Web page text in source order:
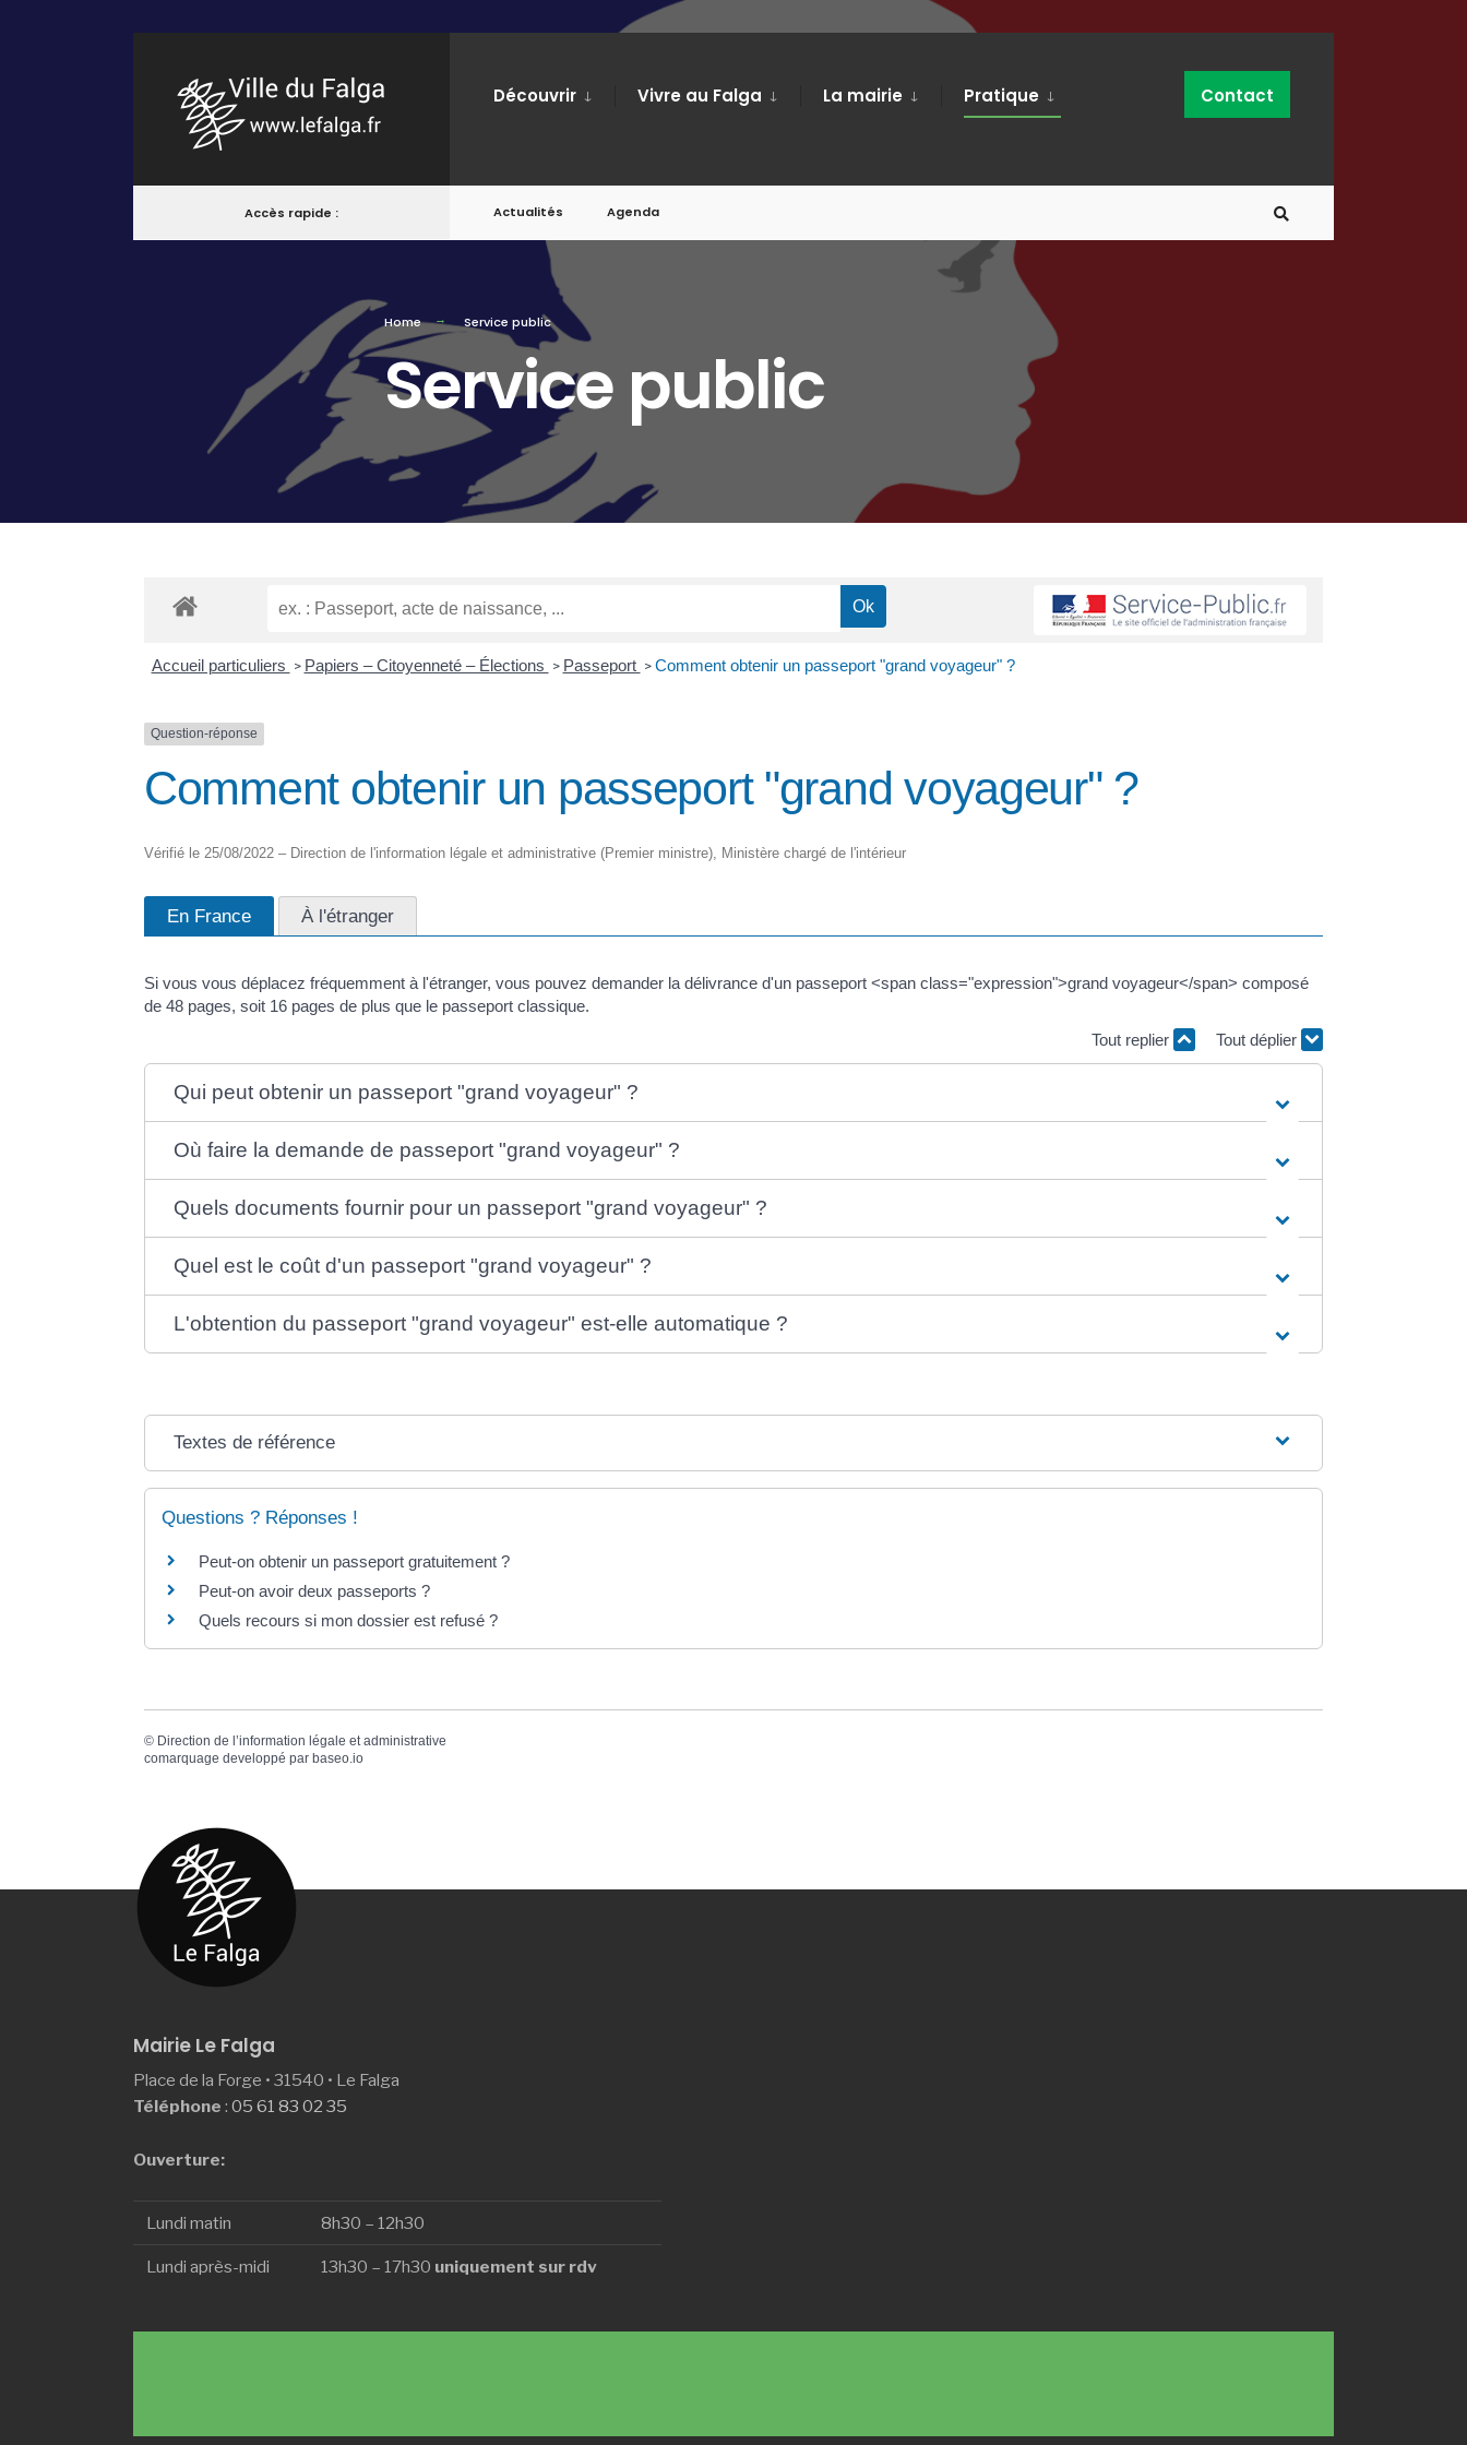
Découvrir Vivre au Falga La mairie Pratique Contact
Accès rapide : Actualités Agenda
Home Service public
Service public
Accueil particuliers > Papiers – Citoyenneté – Élections > Passeport > Comment obtenir un passeport "grand voyageur" ?
Question-réponse
Comment obtenir un passeport "grand voyageur" ?
Vérifié le 25/08/2022 – Direction de l'information légale et administrative (Premier ministre), Ministère chargé de l'intérieur
En France À l'étranger
Si vous vous déplacez fréquemment à l'étranger, vous pouvez demander la délivrance d'un passeport <span class="expression">grand voyageur</span> composé
de 48 pages, soit 16 pages de plus que le passeport classique.
Tout replier
Tout déplier
Qui peut obtenir un passeport "grand voyageur" ?
Où faire la demande de passeport "grand voyageur" ?
Quels documents fournir pour un passeport "grand voyageur" ?
Quel est le coût d'un passeport "grand voyageur" ?
L'obtention du passeport "grand voyageur" est-elle automatique ?
Textes de référence
Questions ? Réponses !
Peut-on obtenir un passeport gratuitement ?
Peut-on avoir deux passeports ?
Quels recours si mon dossier est refusé ?
© Direction de l’information légale et administrative
comarquage developpé par baseo.io
Mairie Le Falga
Place de la Forge • 31540 • Le Falga
Téléphone : 05 61 83 02 35
Ouverture:
Lundi matin 8h30 – 12h30
Lundi après-midi 13h30 – 17h30 uniquement sur rdv